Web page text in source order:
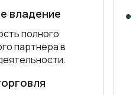
владение
полного
партнера в